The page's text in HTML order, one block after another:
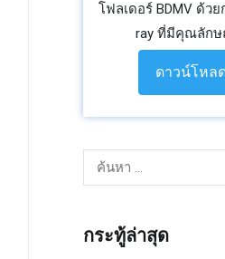
โฟลเดอร์ BDMV ด้วย
ray ที่มีคุณลัก
ดาวน์โหล
ค้นหา:
กระทู้ล่าสุด